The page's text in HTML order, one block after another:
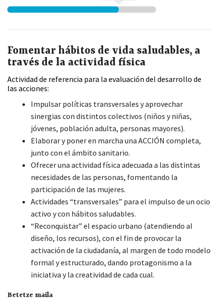
Fomentar hábitos de vida saludables, a
través de la actividad física
Actividad de referencia para la evaluación del desarrollo de
las acciones:
Impulsar políticas transversales y aprovechar
sinergias con distintos colectivos (niños y niñas,
jóvenes, población adulta, personas mayores).
Elaborar y poner en marcha una ACCIÓN completa,
junto con el ámbito sanitario.
Ofrecer una actividad física adecuada a las distintas
necesidades de las personas, fomentando la
participación de las mujeres.
Actividades “transversales” para el impulso de un ocio
activo y con hábitos saludables.
“Reconquistar” el espacio urbano (atendiendo al
diseño, los recursos), con el fin de provocar la
activación de la ciudadanía, al margen de todo modelo
formal y estructurado, dando protagonismo a la
iniciativa y la creatividad de cada cual.
Betetze maila